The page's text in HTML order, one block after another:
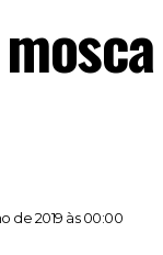
de 2019 às 00:00